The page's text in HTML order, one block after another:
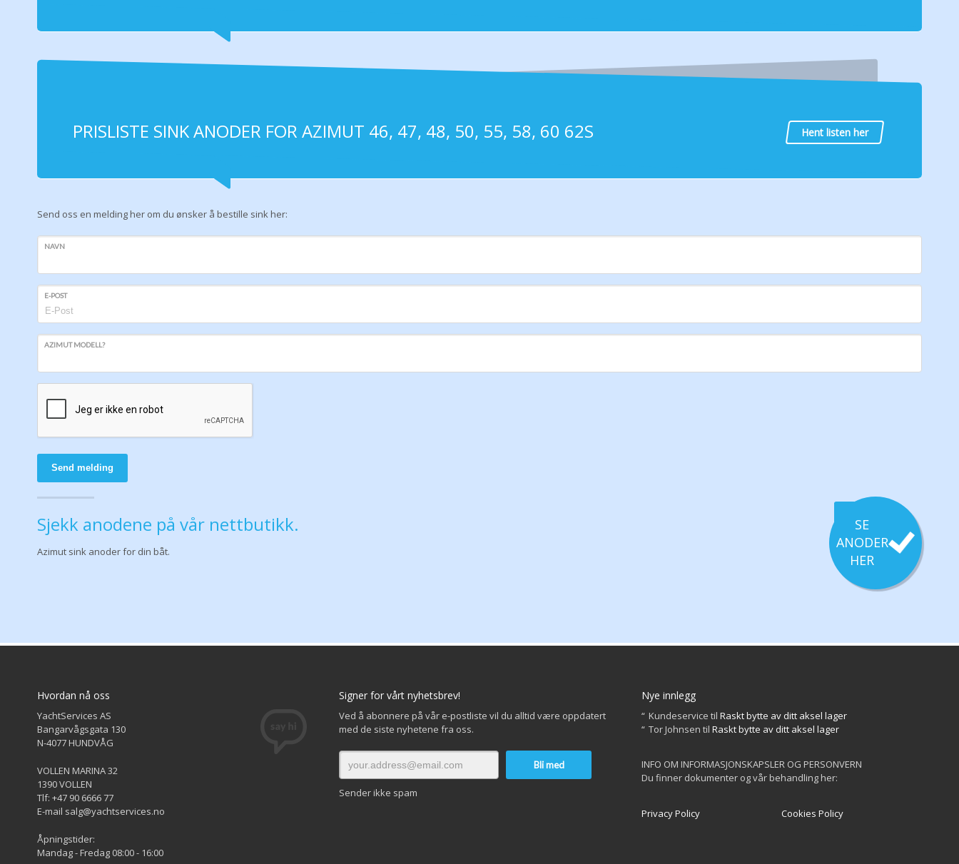
PRISLISTE SINK ANODER FOR AZIMUT 46, 47, 48, 50, 55, 58, 60 62S Hent listen her
Send oss en melding her om du ønsker å bestille sink her:
NAVN
E-POST
AZIMUT MODELL?
Send melding
Sjekk anodene på vår nettbutikk.
Azimut sink anoder for din båt.
SE
ANODER
HER
Hvordan nå oss
YachtServices AS
Bangarvågsgata 130
N-4077 HUNDVÅG
VOLLEN MARINA 32
1390 VOLLEN
Tlf: +47 90 6666 77
E-mail salg@yachtservices.no
Åpningstider:
Mandag - Fredag 08:00 - 16:00
Signer for vårt nyhetsbrev!
Ved å abonnere på vår e-postliste vil du alltid være oppdatert
med de siste nyhetene fra oss.
Sender ikke spam
Nye innlegg
Kundeservice til Raskt bytte av ditt aksel lager
Tor Johnsen til Raskt bytte av ditt aksel lager
INFO OM INFORMASJONSKAPSLER OG PERSONVERN
Du finner dokumenter og vår behandling her:
Privacy Policy Cookies Policy